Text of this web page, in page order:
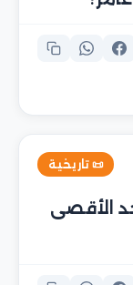
📜 تاريخية
الأقصى